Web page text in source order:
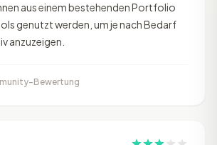
aus einem bestehenden Portfolio
genutzt werden, um je nach Bedarf
anzuzeigen.
Bewertung